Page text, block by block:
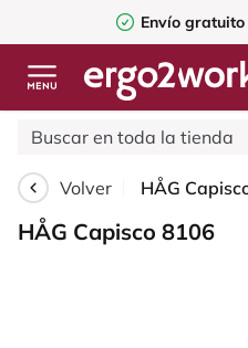
Envío gratuito
Volver
HÅG Capisco 8106